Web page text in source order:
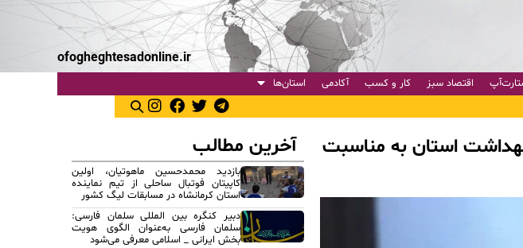
ofogheghtesadonline.ir
اقتصاد سبز کار و کسب آکادمی استان‌ها
استان به مناسبت
آخرین مطالب
بازدید محمدحسین ماهوتیان، اولین
کاپیتان فوتبال ساحلی از تیم نماینده
استان کرمانشاه در مسابقات لیگ کشور
دبیر کنگره بین المللی سلمان فارسی:
سلمان فارسی به‌عنوان الگوی هویت
بخش ایرانی _ اسلامی معرفی می‌شود